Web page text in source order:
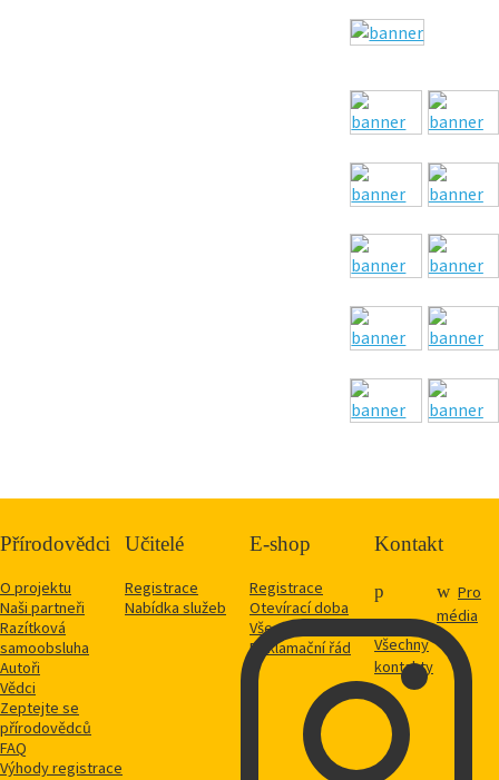
Přírodovědci
O projektu
Naši partneři
Razítková
samoobsluha
Autoři
Vědci
Zeptejte se
přírodovědců
FAQ
Výhody registrace
Učitelé
Registrace
Nabídka služeb
E-shop
Registrace
Otevírací doba
Vše o nákupu
Reklamační řád
Kontakt
Všechny
kontakty
Pro
média